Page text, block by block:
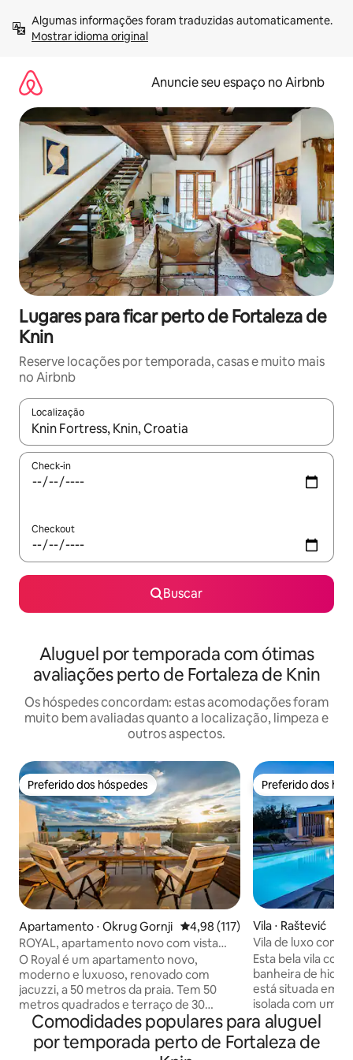
para
Mostrar idioma original
Anuncie seu espaço no Airbnb
Lugares para ficar perto de Fortaleza de
Knin
Reserve locações por temporada, casas e muito mais
no Airbnb
Localização
Quando os resultados estiverem disponíveis, explore-os
Check-in
Checkout
Buscar
Aluguel por temporada com ótimas
avaliações perto de Fortaleza de Knin
Os hóspedes concordam: estas acomodações foram
muito bem avaliadas quanto a localização, limpeza e
outros aspectos.
Preferido dos hóspedes
Preferido dos hóspedes
Apartamento ⋅ Okrug Gornji 4,98 de uma avaliação média de
4,98 (117)
ROYAL, apartamento novo com vista
para o mar e jacuzzi
O Royal é um apartamento novo,
moderno e luxuoso, renovado com
jacuzzi, a 50 metros da praia. Tem 50
metros quadrados e terraço de 30
metros quadrados. Vem com 2 quartos,
uma sala de estar, uma cozinha
totalmente equipada com uma área de
Preferido dos
Preferido dos
Vila ⋅ Raštević
Vila de luxo com
jacuzzi e sauna
Esta bela vila
banheira de
está situada em
isolada com uma
sobre o vale
novembro Ótimo lugar para relaxar e um
ponto de partida
Comodidades populares para aluguel
por temporada perto de Fortaleza de